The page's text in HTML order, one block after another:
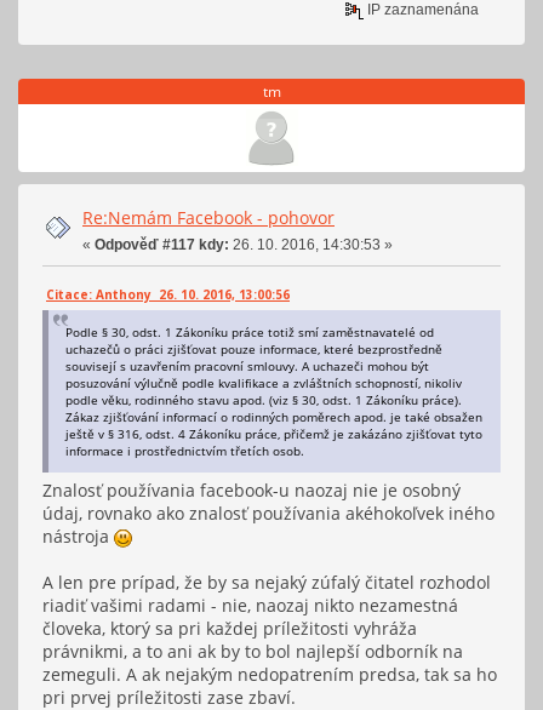
IP zaznamenána
tm
Re:Nemám Facebook - pohovor
« Odpověď #117 kdy: 26. 10. 2016, 14:30:53 »
Citace: Anthony 26. 10. 2016, 13:00:56
Podle § 30, odst. 1 Zákoníku práce totiž smí zaměstnavatelé od
uchazečů o práci zjišťovat pouze informace, které bezprostředně
souvisejí s uzavřením pracovní smlouvy. A uchazeči mohou být
posuzování výlučně podle kvalifikace a zvláštních schopností, nikoliv
podle věku, rodinného stavu apod. (viz § 30, odst. 1 Zákoníku práce).
Zákaz zjišťování informací o rodinných poměrech apod. je také obsažen
ještě v § 316, odst. 4 Zákoníku práce, přičemž je zakázáno zjišťovat tyto
informace i prostřednictvím třetích osob.
Znalosť používania facebook-u naozaj nie je osobný
údaj, rovnako ako znalosť používania akéhokoľvek iného
nástroja
A len pre prípad, že by sa nejaký zúfalý čitatel rozhodol
riadiť vašimi radami - nie, naozaj nikto nezamestná
človeka, ktorý sa pri každej príležitosti vyhráža
právnikmi, a to ani ak by to bol najlepší odborník na
zemeguli. A ak nejakým nedopatrením predsa, tak sa ho
pri prvej príležitosti zase zbaví.